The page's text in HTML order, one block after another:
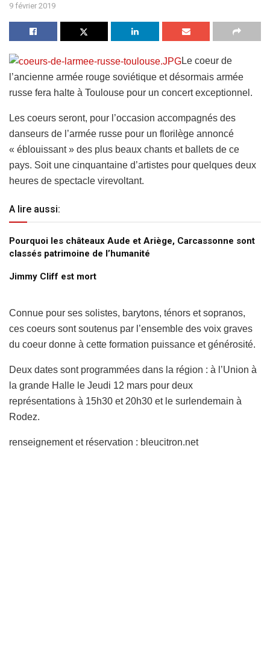
9 février 2019
Le coeur de
l’ancienne armée rouge soviétique et désormais armée
russe fera halte à Toulouse pour un concert exceptionnel.
Les coeurs seront, pour l’occasion accompagnés des
danseurs de l’armée russe pour un florilège annoncé
« éblouissant » des plus beaux chants et ballets de ce
pays. Soit une cinquantaine d’artistes pour quelques deux
heures de spectacle virevoltant.
A lire aussi:
Pourquoi les châteaux Aude et Ariège, Carcassonne sont
classés patrimoine de l’humanité
Jimmy Cliff est mort
Connue pour ses solistes, barytons, ténors et sopranos,
ces coeurs sont soutenus par l’ensemble des voix graves
du coeur donne à cette formation puissance et générosité.
Deux dates sont programmées dans la région : à l’Union à
la grande Halle le Jeudi 12 mars pour deux
représentations à 15h30 et 20h30 et le surlendemain à
Rodez.
renseignement et réservation : bleucitron.net